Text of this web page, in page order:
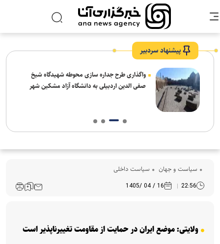
پیشنهاد سردبیر
واگذاری طرح جداره سازی محوطه شهیدگاه شیخ
صفی الدین اردبیلی به دانشگاه آزاد مشکین شهر
سیاست و جهان سیاست داخلی
22:56
16 / 04 /1405
ولایتی: موضع ایران در حمایت از مقاومت تغییرناپذیر است